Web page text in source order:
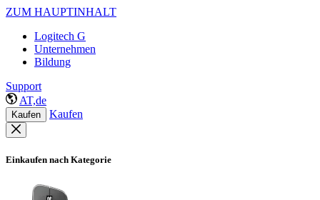
ZUM HAUPTINHALT
Logitech G
Unternehmen
Bildung
Support
AT,de
Kaufen Kaufen
Einkaufen nach Kategorie